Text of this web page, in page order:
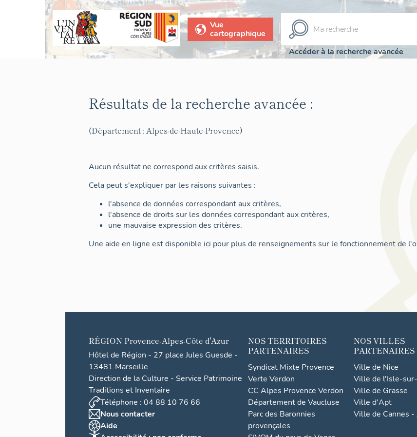
Vue
cartographique
Accéder à la recherche avancée
Résultats de la recherche avancée :
(Département : Alpes-de-Haute-Provence)
Aucun résultat ne correspond aux critères saisis.
Cela peut s'expliquer par les raisons suivantes :
l'absence de données correspondant aux critères,
l'absence de droits sur les données correspondant aux critères,
une mauvaise expression des critères.
Une aide en ligne est disponible ici pour plus de renseignements sur le fonctionnement de
RÉGION Provence-Alpes-Côte d'Azur
Hôtel de Région - 27 place Jules Guesde -
13481 Marseille
Direction de la Culture - Service Patrimoine
Traditions et Inventaire
Téléphone : 04 88 10 76 66
Nous contacter
Aide
NOS TERRITOIRES
PARTENAIRES
Syndicat Mixte Provence
Verte Verdon
CC Alpes Provence Verdon
Département de Vaucluse
Parc des Baronnies
provençales
NOS VILLES
PARTENAIRES
Ville de Nice
Ville de l'Isle-
Ville de Grasse
Ville d'Apt
Ville de Cannes -